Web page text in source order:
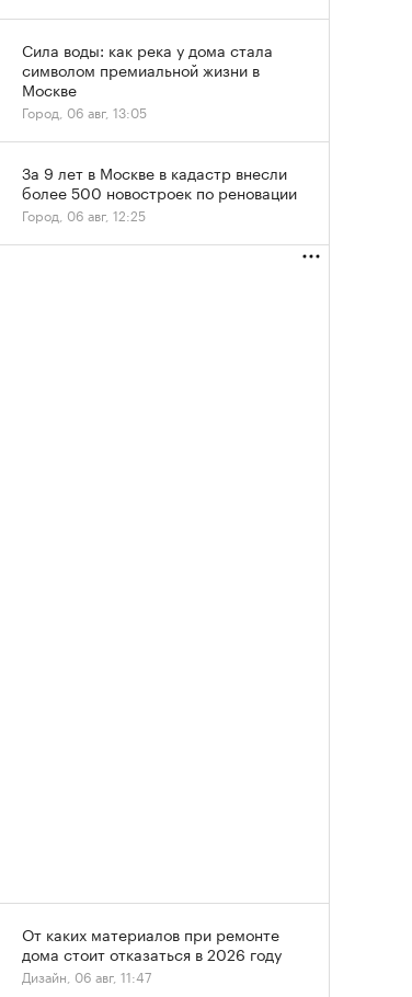
Сила воды: как река у дома стала
символом премиальной жизни в
Москве
Город, 06 авг, 13:05
За 9 лет в Москве в кадастр внесли
более 500 новостроек по реновации
Город, 06 авг, 12:25
От каких материалов при ремонте
дома стоит отказаться в 2026 году
Дизайн, 06 авг, 11:47